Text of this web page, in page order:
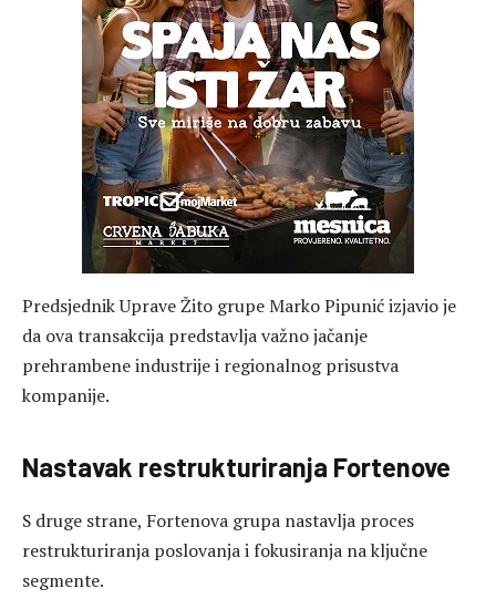
Predsjednik Uprave Žito grupe Marko Pipunić izjavio je
da ova transakcija predstavlja važno jačanje
prehrambene industrije i regionalnog prisustva
kompanije.
Nastavak restrukturiranja Fortenove
S druge strane, Fortenova grupa nastavlja proces
restrukturiranja poslovanja i fokusiranja na ključne
segmente.